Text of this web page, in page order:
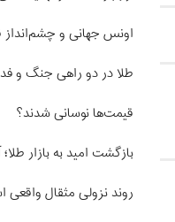
اونس جهانی و
طلا در دو راهی جنگ و
قیمت‌ها نوسانی شدند؟
بازگشت امید به بازار
روند نزولی مثقال